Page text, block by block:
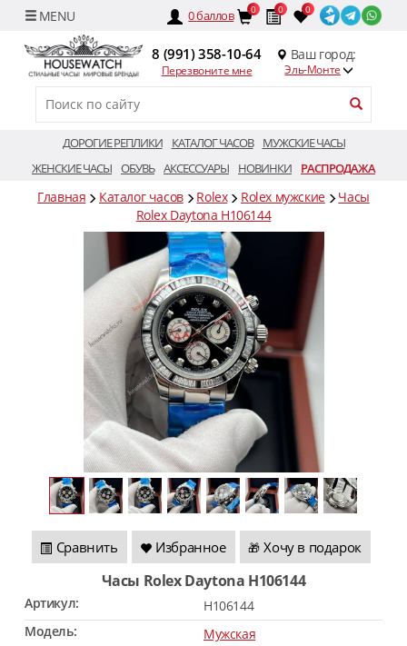
0баллов 0 0 0
8 (991) 358-10-64
Перезвоните мне
Ваш город:
Эль-Монте
ДОРОГИЕ РЕПЛИКИ КАТАЛОГ ЧАСОВ
МУЖСКИЕ ЧАСЫ
ЖЕНСКИЕ ЧАСЫ ОБУВЬ АКСЕССУАРЫ НОВИНКИ РАСПРОДАЖА
Главная Каталог часов Rolex Rolex мужские
Часы
Rolex Daytona H106144
Сравнить Избранное 🎁 Хочу в подарок
Часы Rolex Daytona H106144
Артикул:
H106144
Модель:
Мужская